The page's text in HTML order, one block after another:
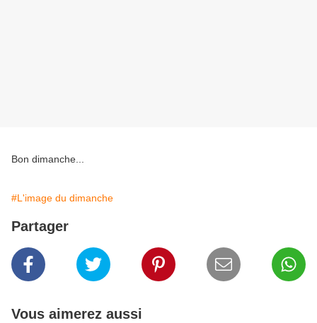
Bon dimanche...
#L'image du dimanche
Partager
Vous aimerez aussi